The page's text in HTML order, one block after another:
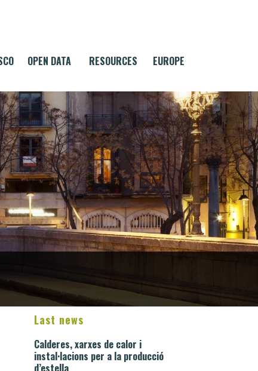
OPEN DATA RESOURCES EUROPE
Last news
Calderes, xarxes de calor i
instal·lacions per a la producció
d’estella